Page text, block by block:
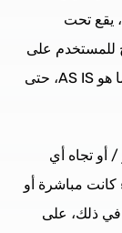
يقع تحت
للمستخدم على
الموقع الالكتروني للبنك لغرض تنزيله كما هو AS IS، حتى
أو تجاه أي
مباشرة أو
في ذلك، على